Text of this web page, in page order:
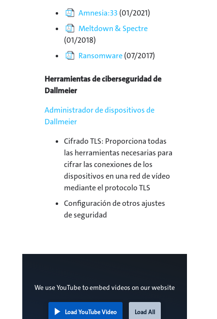
Amnesia:33 (01/2021)
Meltdown & Spectre
(01/2018)
Ransomware(07/2017)
Herramientas de ciberseguridad de
Dallmeier
Administrador de dispositivos de
Dallmeier
Cifrado TLS: Proporciona todas
las herramientas necesarias para
cifrar las conexiones de los
dispositivos en una red de vídeo
mediante el protocolo TLS
Configuración de otros ajustes
de seguridad
We use YouTube to embed videos on our website
Load YouTube Video Load All